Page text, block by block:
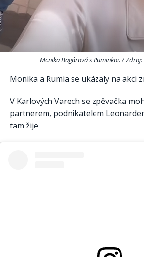
Monika Bagárová s Ruminkou /
Monika a Rumia se ukázaly na akci
V Karlových Varech se zpěvačka
partnerem, podnikatelem
tam žije.